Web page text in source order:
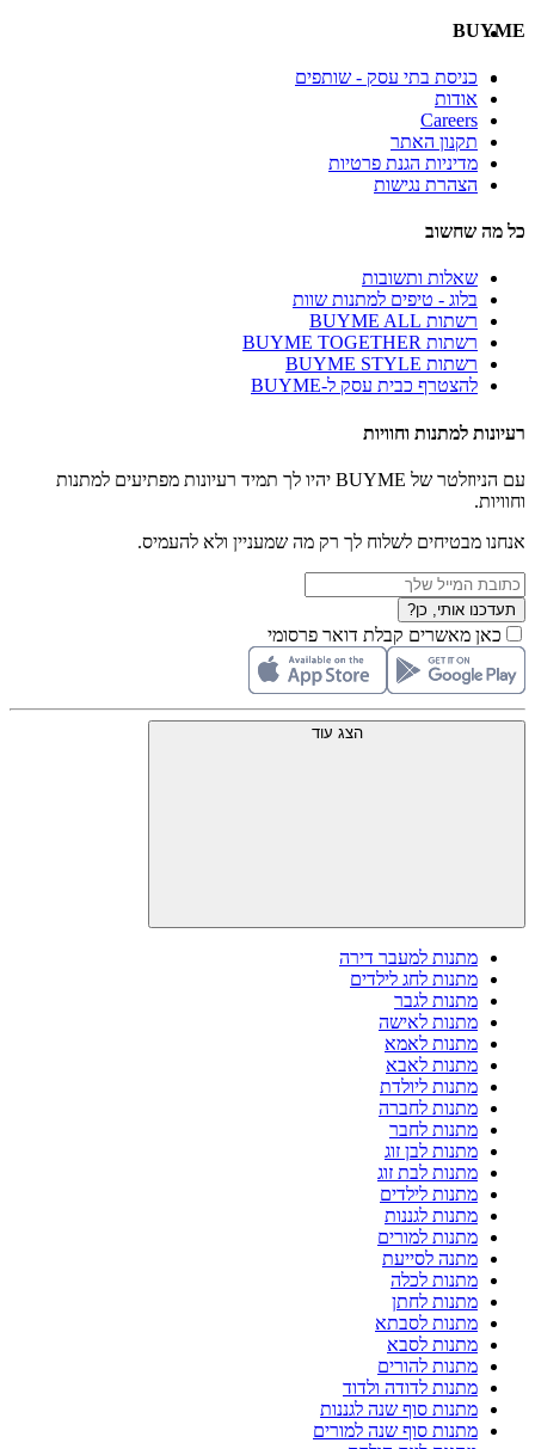
BUYME
כניסת בתי עסק - שותפים
אודות
Careers
תקנון האתר
מדיניות הגנת פרטיות
הצהרת נגישות
כל מה שחשוב
שאלות ותשובות
בלוג - טיפים למתנות שוות
רשתות BUYME ALL
רשתות BUYME TOGETHER
רשתות BUYME STYLE
להצטרף כבית עסק ל-BUYME
רעיונות למתנות וחוויות
עם הניוזלטר של BUYME יהיו לך תמיד רעיונות מפתיעים למתנות
וחוויות.
אנחנו מבטיחים לשלוח לך רק מה שמעניין ולא להעמיס.
תעדכנו אותי, כן?
כאן מאשרים קבלת דואר פרסומי
הצג עוד
מתנות למעבר דירה
מתנות לחג לילדים
מתנות לגבר
מתנות לאישה
מתנות לאמא
מתנות לאבא
מתנות ליולדת
מתנות לחברה
מתנות לחבר
מתנות לבן זוג
מתנות לבת זוג
מתנות לילדים
מתנות לגננות
מתנות למורים
מתנה לסייעת
מתנות לכלה
מתנות לחתן
מתנות לסבתא
מתנות לסבא
מתנות להורים
מתנות לדודה ולדוד
מתנות סוף שנה לגננות
מתנות סוף שנה למורים